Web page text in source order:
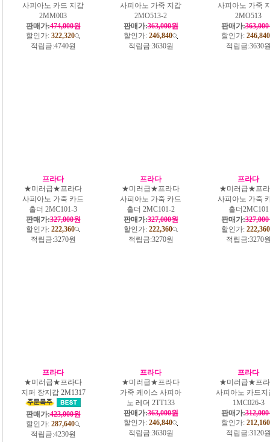
사피아노 카드 지갑
2MM003
판매가:474,000원
할인가: 322,320
적립금:4740원
사피아노 가죽 지갑
2MO513-2
판매가:363,000원
할인가: 246,840
적립금:3630원
사피아노 가죽
2MO513
판매가:
할인가: 246,840
적립금:3630
프라다
★미러급★프라다
사피아노 가죽 카드
홀더 2MC101-3
판매가:327,000원
할인가: 222,360
적립금:3270원
프라다
★미러급★프라다
사피아노 가죽 카드
홀더 2MC101-2
판매가:327,000원
할인가: 222,360
적립금:3270원
프라다
★미러급★프
사피아노 가죽
홀더2MC101
판매가:
할인가: 222,360
적립금:3270
프라다
★미러급★프라다
지퍼 장지갑 2M1317
판매가:423,000원
할인가: 287,640
적립금:4230원
프라다
★미러급★프라다
가죽 케이스 사피아
노 레더 2TT133
판매가:363,000원
할인가: 246,840
적립금:3630원
프라다
★미러급★프
사피아노 카드지
1MC026-3
판매가:
할인가: 212,160
적립금:3120